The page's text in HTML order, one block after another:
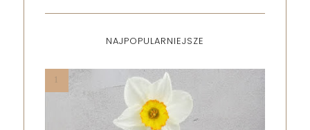
NAJPOPULARNIEJSZE